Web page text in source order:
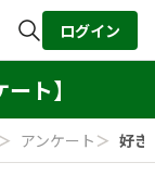
検索
ログイン
ト】
＞ アンケート ＞ 好き